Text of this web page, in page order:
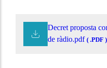
Decret proposta
de ràdio.pdf ( .PDF )